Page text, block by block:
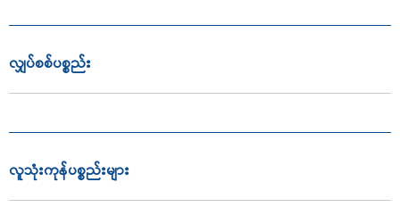
လျှပ်စစ်ပစ္စည်း
လူသုံးကုန်ပစ္စည်းများ